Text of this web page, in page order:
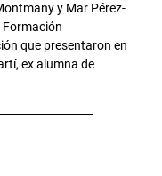
y Mar Pérez-
Formación
que presentaron en
ex alumna de